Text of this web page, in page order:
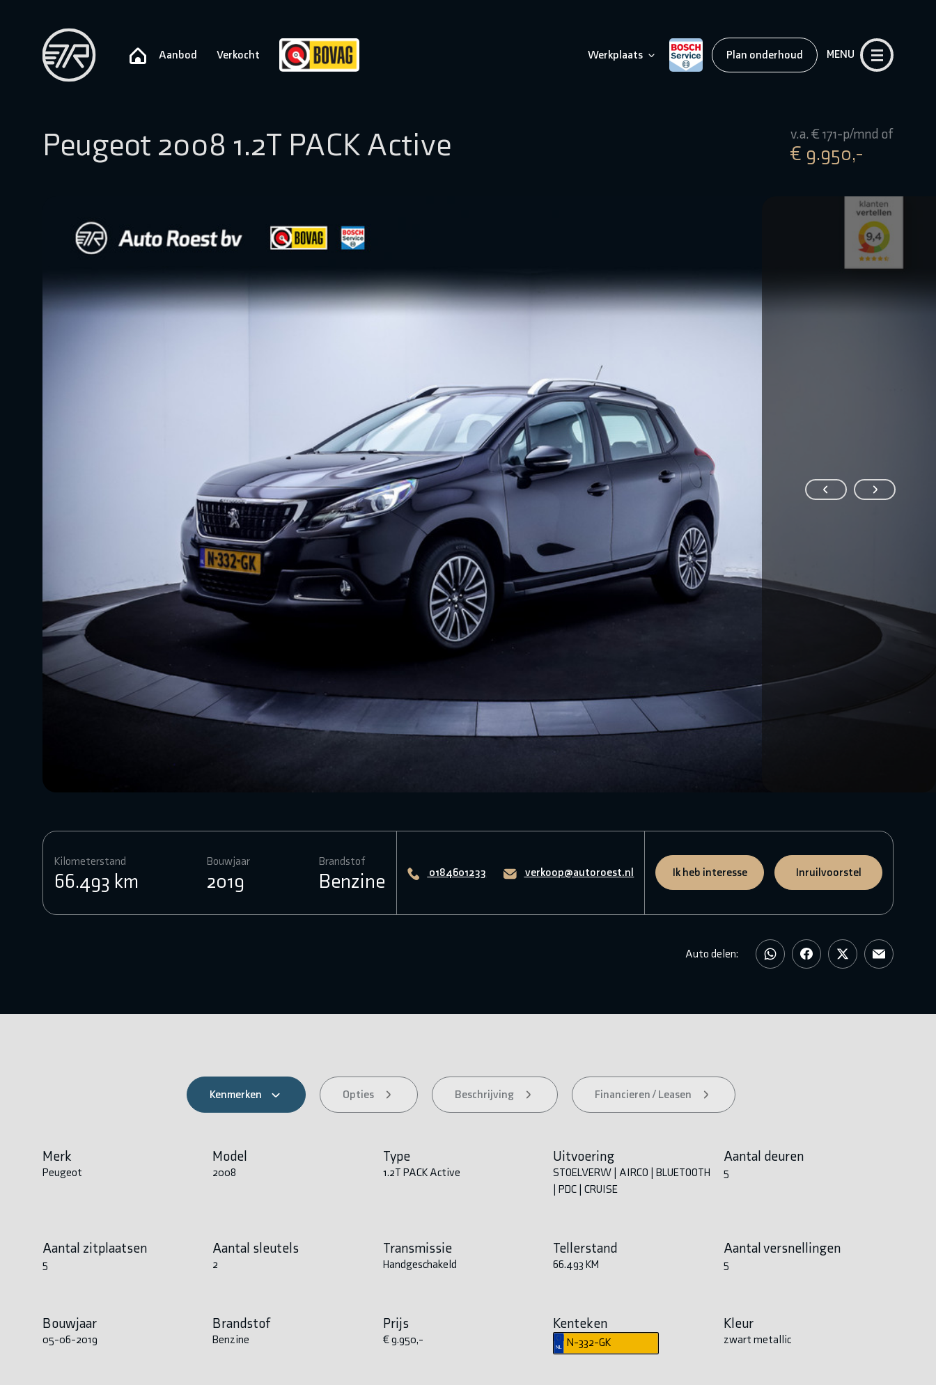
Aanbod Verkocht Werkplaats Plan onderhoud MENU
Peugeot 2008 1.2T PACK Active v.a. € 171-p/mnd of
€ 9.950,-
Kilometerstand
66.493 km
Bouwjaar
2019
Brandstof
Benzine 0184601233 verkoop@autoroest.nl Ik heb interesse Inruilvoorstel
Auto delen:
Kenmerken Opties Beschrijving Financieren / Leasen
Merk
Peugeot
Model
2008
Type
1.2T PACK Active
Uitvoering
STOELVERW | AIRCO | BLUETOOTH
| PDC | CRUISE
Aantal deuren
5
Aantal zitplaatsen
5
Aantal sleutels
2
Transmissie
Handgeschakeld
Tellerstand
66.493 KM
Aantal versnellingen
5
Bouwjaar
05-06-2019
Brandstof
Benzine
Prijs
€ 9.950,-
Kenteken
N-332-GK
Kleur
zwart metallic